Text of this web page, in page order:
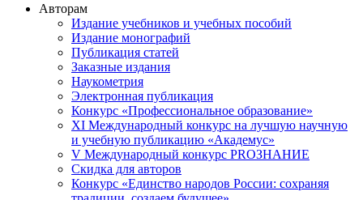
Авторам
Издание учебников и учебных пособий
Издание монографий
Публикация статей
Заказные издания
Наукометрия
Электронная публикация
Конкурс «Профессиональное образование»
XI Международный конкурс на лучшую научную
и учебную публикацию «Академус»
V Международный конкурс PROЗНАНИЕ
Скидка для авторов
Конкурс «Единство народов России: сохраняя